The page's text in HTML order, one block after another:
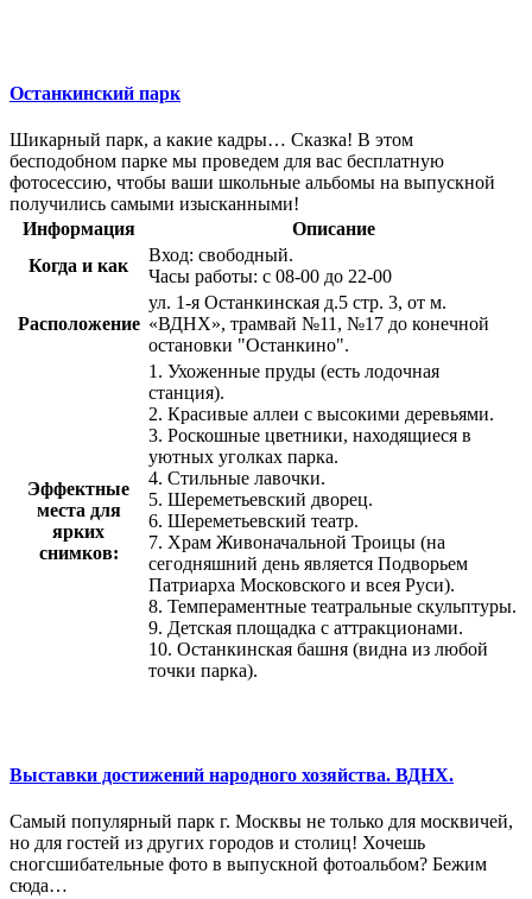
Останкинский парк
Шикарный парк, а какие кадры… Сказка! В этом
бесподобном парке мы проведем для вас бесплатную
фотосессию, чтобы ваши школьные альбомы на выпускной
получились самыми изысканными!
Информация
Описание
Когда и как
Вход: свободный.
Часы работы: с 08-00 до 22-00
Расположение
ул. 1-я Останкинская д.5 стр. 3, от м.
«ВДНХ», трамвай №11, №17 до конечной
остановки "Останкино".
Эффектные
места для
ярких
снимков:
1. Ухоженные пруды (есть лодочная
станция).
2. Красивые аллеи с высокими деревьями.
3. Роскошные цветники, находящиеся в
уютных уголках парка.
4. Стильные лавочки.
5. Шереметьевский дворец.
6. Шереметьевский театр.
7. Храм Живоначальной Троицы (на
сегодняшний день является Подворьем
Патриарха Московского и всея Руси).
8. Темпераментные театральные скульптуры.
9. Детская площадка с аттракционами.
10. Останкинская башня (видна из любой
точки парка).
Выставки достижений народного хозяйства. ВДНХ.
Самый популярный парк г. Москвы не только для москвичей,
но для гостей из других городов и столиц! Хочешь
сногсшибательные фото в выпускной фотоальбом? Бежим
сюда…